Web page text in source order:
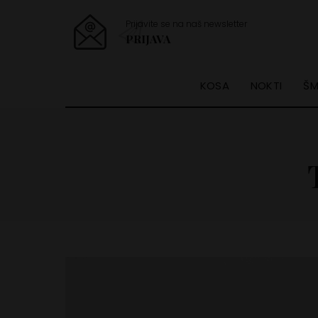
Prijavite se na naš newsletter
PRIJAVA
KOSA NOKTI